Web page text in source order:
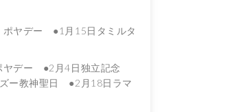
ポヤデー ●1月15日タミルタ
ヤデー ●2月4日独立記念
ー教神聖日 ●2月18日ラマ